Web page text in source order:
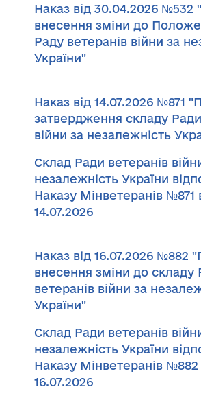
Наказ від 30.04.2026 №532
внесення зміни до
Раду ветеранів війни за
України"
Наказ від 14.07.2026 №871
затвердження складу
війни за незалежність
Склад Ради ветеранів
незалежність України
Наказу Мінветеранів №871
14.07.2026
Наказ від 16.07.2026 №882
внесення зміни до складу
ветеранів війни за
України"
Склад Ради ветеранів
незалежність України
Наказу Мінветеранів №882
16.07.2026